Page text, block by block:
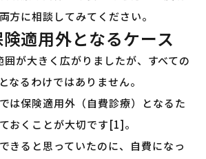
方に相談してみてください。
適用外となるケース
囲が大きく広がりましたが、すべての
なるわけではありません。
は保険適用外（自費診療）となるた
おくことが大切です[1]。
きると思っていたのに、自費になっ